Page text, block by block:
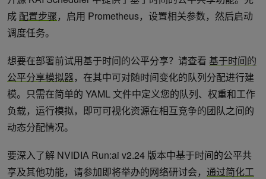
成 配置步骤，启用 Prometheus，设置相关参数，然后启动
调度任务。
想要在部署前试用基于时间的公平分享？请查看 基于时间的
公平分享模拟器，在其中可对随时间变化的队列分配进行建
模。只需在简单的 YAML 文件中定义您的队列、权重和工作
负载，运行模拟，即可可视化资源在相互竞争的团队之间的
动态分配情况。
要深入了解 NVIDIA Run:ai v2.24 版本中基于时间的公平共
享及其他功能，请参加即将举办的网络研讨会， 通过简化工